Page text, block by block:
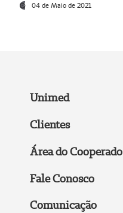
04 de Maio de 2021
Unimed
Clientes
Área do Cooperado
Fale Conosco
Comunicação